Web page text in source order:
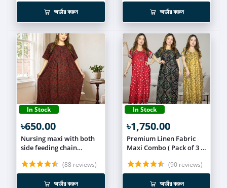
অর্ডার করুন অর্ডার করুন
In Stock
৳650.00
Nursing maxi with both
side feeding chain
(88 reviews)
অর্ডার করুন
In Stock
৳1,750.00
Premium Linen Fabric
Maxi Combo ( Pack of 3 )
(90 reviews)
অর্ডার করুন